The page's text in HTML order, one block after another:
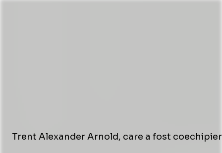
Trent Alexander Arnold, care a fost